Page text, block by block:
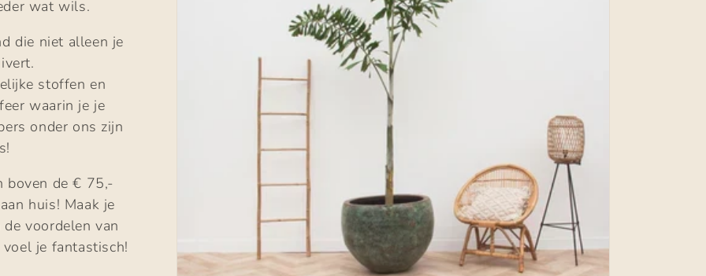
wat wils.
die niet alleen je
stoffen en
waarin je je
onder ons zijn
boven de € 75,-
huis! Maak je
voordelen van
je fantastisch!